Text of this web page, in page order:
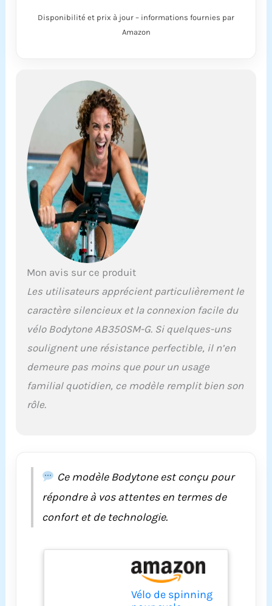
d'appartement avec
technologie
Disponibilité et prix à jour – informations fournies par
Amazon
Mon avis sur ce produit
Les utilisateurs apprécient particulièrement le
caractère silencieux et la connexion facile du
vélo Bodytone AB350SM-G. Si quelques-uns
soulignent une résistance perfectible, il n’en
demeure pas moins que pour un usage
familial quotidien, ce modèle remplit bien son
rôle.
Ce modèle Bodytone est conçu pour
répondre à vos attentes en termes de
confort et de technologie.
Vélo de spinning